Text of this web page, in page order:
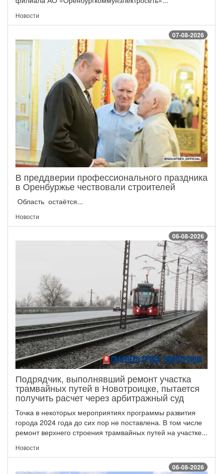
Новости
07-08-2026
В преддверии профессионального праздника
в Оренбуржье чествовали строителей
Область остаётся...
Новости
06-08-2026
Подрядчик, выполнявший ремонт участка
трамвайных путей в Новотроицке, пытается
получить расчет через арбитражный суд
Точка в некоторых мероприятиях программы развития
города 2024 года до сих пор не поставлена. В том числе
ремонт верхнего строения трамвайных путей на участке...
Новости
06-08-2026